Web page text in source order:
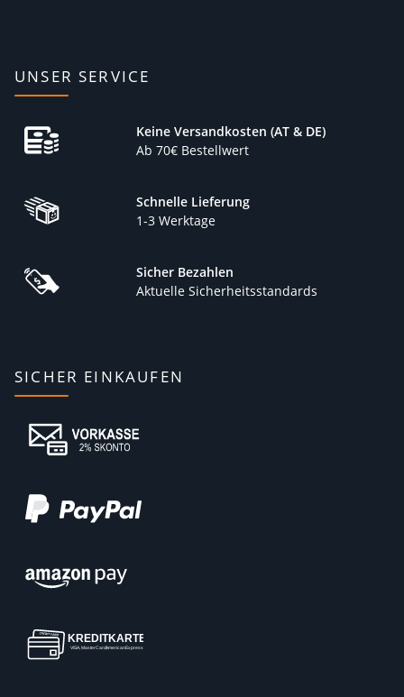
UNSER SERVICE
Keine Versandkosten (AT & DE)
Ab 70€ Bestellwert
Schnelle Lieferung
1-3 Werktage
Sicher Bezahlen
Aktuelle Sicherheitsstandards
SICHER EINKAUFEN